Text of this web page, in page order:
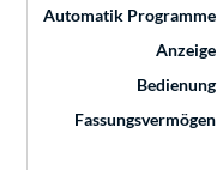
Automatik Programme
Anzeige
Bedienung
Fassungsvermögen